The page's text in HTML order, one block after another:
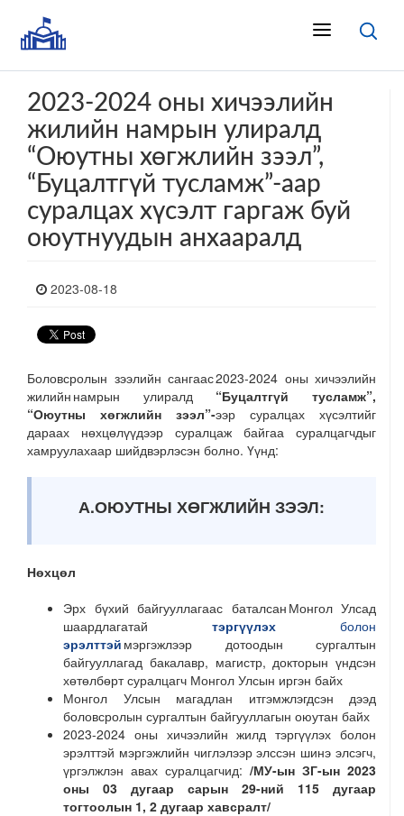
2023-2024 оны хичээлийн
жилийн намрын улиралд
“Оюутны хөгжлийн зээл”,
“Буцалтгүй тусламж”-аар
суралцах хүсэлт гаргаж буй
оюутнуудын анхааралд
2023-08-18
Боловсролын зээлийн сангаас 2023-2024 оны хичээлийн
жилийн намрын улиралд “Буцалтгүй тусламж”,
“Оюутны хөгжлийн зээл”-ээр суралцах хүсэлтийг
дараах нөхцөлүүдээр суралцаж байгаа суралцагчдыг
хамруулахаар шийдвэрлэсэн болно. Үүнд:
А.ОЮУТНЫ ХӨГЖЛИЙН ЗЭЭЛ:
Нөхцөл
Эрх бүхий байгууллагаас баталсан Монгол Улсад
шаардлагатай тэргүүлэх болон
эрэлттэй мэргэжлээр дотоодын сургалтын
байгууллагад бакалавр, магистр, докторын үндсэн
хөтөлбөрт суралцагч Монгол Улсын иргэн байх
Монгол Улсын магадлан итгэмжлэгдсэн дээд
боловсролын сургалтын байгууллагын оюутан байх
2023-2024 оны хичээлийн жилд тэргүүлэх болон
эрэлттэй мэргэжлийн чиглэлээр элссэн шинэ элсэгч,
үргэлжлэн авах суралцагчид: /МУ-ын ЗГ-ын 2023
оны 03 дугаар сарын 29-ний 115 дугаар
тогтоолын 1, 2 дугаар хавсралт/